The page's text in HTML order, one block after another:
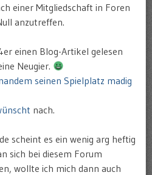
einer Mitgliedschaft in Foren
anzutreffen.
einen Blog-Artikel gelesen
Neugier.
seinen Spielplatz madig
nach.
scheint es ein wenig arg heftig
sich bei diesem Forum
wollte ich mich dann auch